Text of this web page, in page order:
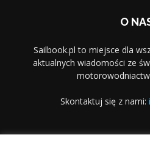
O
Sailbook.pl to miejsce dla
aktualnych wiadomości ze
Skontaktuj się z nami: